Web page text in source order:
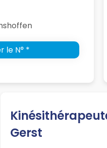
le N° *
Gerst